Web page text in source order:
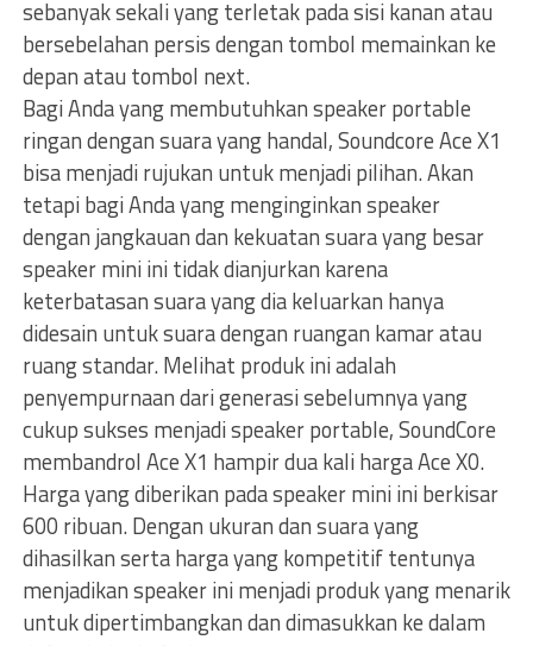
sebanyak sekali yang terletak pada sisi kanan atau
bersebelahan persis dengan tombol memainkan ke
depan atau tombol next.
Bagi Anda yang membutuhkan speaker portable
ringan dengan suara yang handal, Soundcore Ace X1
bisa menjadi rujukan untuk menjadi pilihan. Akan
tetapi bagi Anda yang menginginkan speaker
dengan jangkauan dan kekuatan suara yang besar
speaker mini ini tidak dianjurkan karena
keterbatasan suara yang dia keluarkan hanya
didesain untuk suara dengan ruangan kamar atau
ruang standar. Melihat produk ini adalah
penyempurnaan dari generasi sebelumnya yang
cukup sukses menjadi speaker portable, SoundCore
membandrol Ace X1 hampir dua kali harga Ace X0.
Harga yang diberikan pada speaker mini ini berkisar
600 ribuan. Dengan ukuran dan suara yang
dihasilkan serta harga yang kompetitif tentunya
menjadikan speaker ini menjadi produk yang menarik
untuk dipertimbangkan dan dimasukkan ke dalam